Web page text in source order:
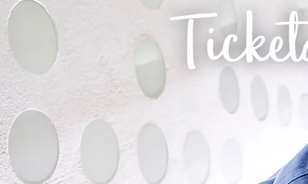
Hamburg das ganze Jahr
Hamburg für...
Infos & Mobilität
Hamburg
Rundfahrten
Radfahren in
Routen &
Historisches
Grüne